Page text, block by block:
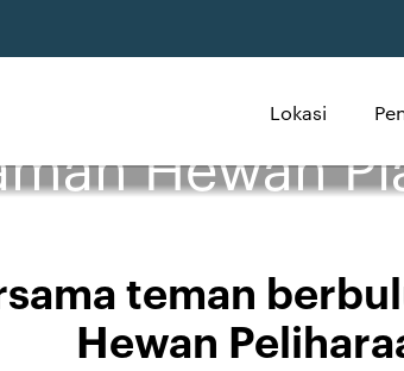
Lokasi
Hewan
teman
Hewan